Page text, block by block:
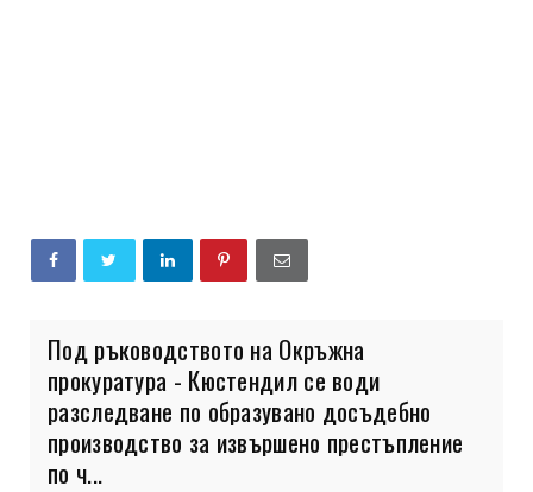
Под ръководството на Окръжна
прокуратура - Кюстендил се води
разследване по образувано досъдебно
производство за извършено престъпление
по ч...